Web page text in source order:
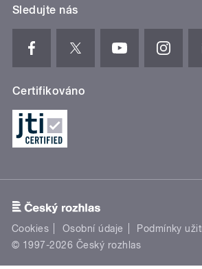
Sledujte nás
Certifikováno
Cookies Osobní údaje Podmínky
© 1997-2026 Český rozhlas